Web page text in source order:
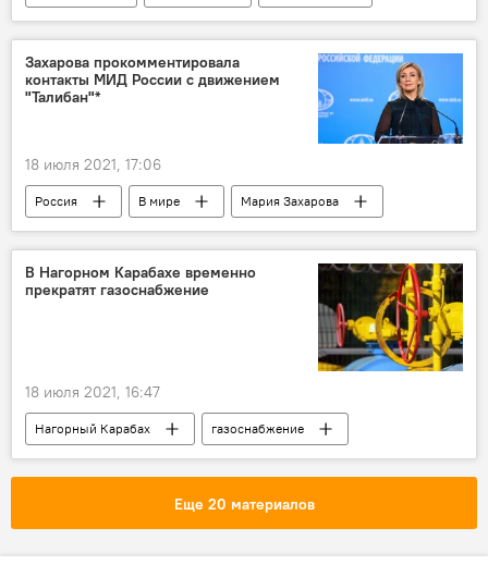
Нубар Афеян
Пашинян Никол
Новости Армения
Захарова прокомментировала
контакты МИД России с движением
"Талибан"*
18 июля 2021, 17:06
Россия В мире
Мария Захарова
Москва
действия "Талибан"
В Нагорном Карабахе временно
прекратят газоснабжение
18 июля 2021, 16:47
Нагорный Карабах
газоснабжение
газопровод
Еще 20 материалов